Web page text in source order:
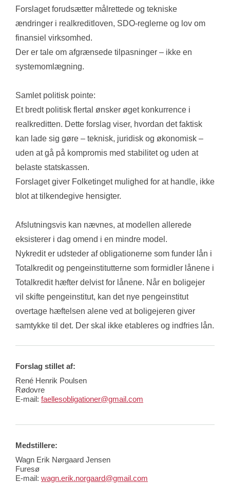
Forslaget forudsætter målrettede og tekniske
ændringer i realkreditloven, SDO-reglerne og lov om
finansiel virksomhed.
Der er tale om afgrænsede tilpasninger – ikke en
systemomlægning.
Samlet politisk pointe:
Et bredt politisk flertal ønsker øget konkurrence i
realkreditten. Dette forslag viser, hvordan det faktisk
kan lade sig gøre – teknisk, juridisk og økonomisk –
uden at gå på kompromis med stabilitet og uden at
belaste statskassen.
Forslaget giver Folketinget mulighed for at handle, ikke
blot at tilkendegive hensigter.
Afslutningsvis kan nævnes, at modellen allerede
eksisterer i dag omend i en mindre model.
Nykredit er udsteder af obligationerne som funder lån i
Totalkredit og pengeinstitutterne som formidler lånene i
Totalkredit hæfter delvist for lånene. Når en boligejer
vil skifte pengeinstitut, kan det nye pengeinstitut
overtage hæftelsen alene ved at boligejeren giver
samtykke til det. Der skal ikke etableres og indfries lån.
Forslag stillet af:
René Henrik Poulsen
Rødovre
E-mail: faellesobligationer@gmail.com
Medstillere:
Wagn Erik Nørgaard Jensen
Furesø
E-mail: wagn.erik.norgaard@gmail.com